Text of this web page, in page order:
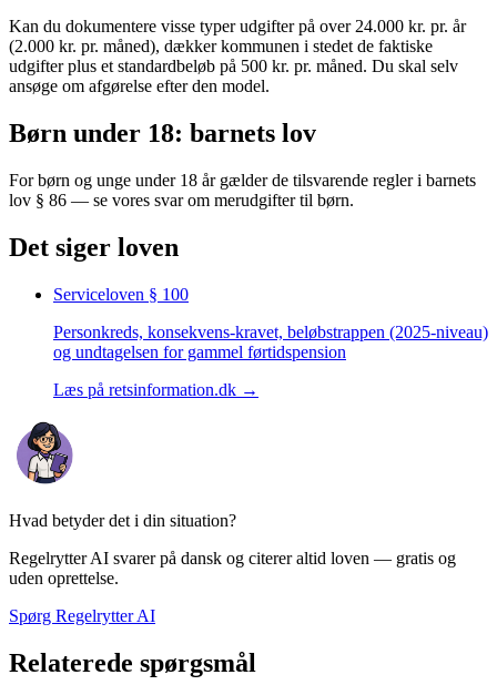
Kan du dokumentere visse typer udgifter på over 24.000 kr. pr. år
(2.000 kr. pr. måned), dækker kommunen i stedet de faktiske
udgifter plus et standardbeløb på 500 kr. pr. måned. Du skal selv
ansøge om afgørelse efter den model.
Børn under 18: barnets lov
For børn og unge under 18 år gælder de tilsvarende regler i barnets
lov § 86 — se vores svar om merudgifter til børn.
Det siger loven
Serviceloven § 100
Personkreds, konsekvens-kravet, beløbstrappen (2025-niveau)
og undtagelsen for gammel førtidspension
Læs på retsinformation.dk →
Hvad betyder det i din situation?
Regelrytter AI svarer på dansk og citerer altid loven — gratis og
uden oprettelse.
Spørg Regelrytter AI
Relaterede spørgsmål